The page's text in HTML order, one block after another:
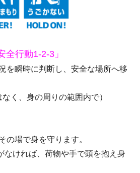
全行動1-2-3」
を瞬時に判断し、安全な場所へ移
く、身の周りの範囲内で）
の場で身を守ります。
なければ、荷物や手で頭を抱え身